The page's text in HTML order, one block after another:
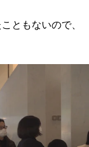
ともないので、